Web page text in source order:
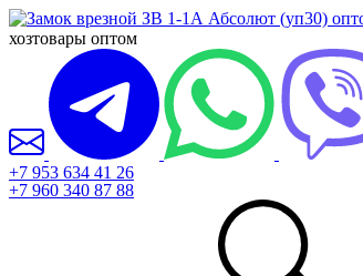
хозтовары оптом
+7 953 634 41 26
+7 960 340 87 88